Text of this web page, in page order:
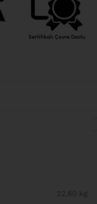
Sertifikalı Çevre Dostu
22,60 kg